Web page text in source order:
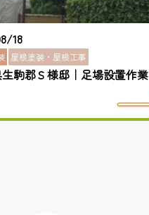
18
屋根塗装・屋根工事
駒郡Ｓ様邸｜足場設置作業